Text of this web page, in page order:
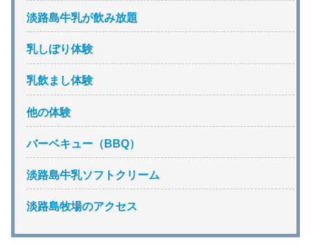
淡路島牛乳が飲み放題
乳しぼり体験
乳飲まし体験
他の体験
バーベキュー（BBQ）
淡路島牛乳ソフトクリーム
淡路島牧場のアクセス